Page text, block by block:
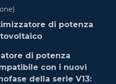
di potenza
di potenza
con i nuovi
della serie V13: